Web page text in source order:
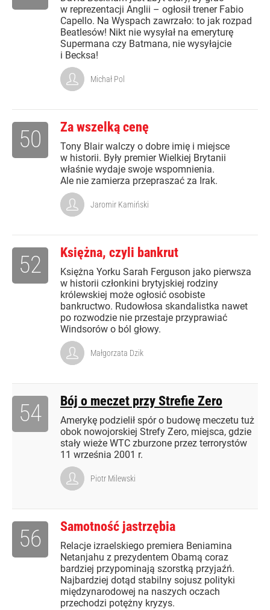
w reprezentacji Anglii – ogłosił trener Fabio
Capello. Na Wyspach zawrzało: to jak rozpad
Beatlesów! Nikt nie wysyłał na emeryturę
Supermana czy Batmana, nie wysyłajcie
i Becksa!
Michał Pol
Za wszelką cenę
Tony Blair walczy o dobre imię i miejsce
w historii. Były premier Wielkiej Brytanii
właśnie wydaje swoje wspomnienia.
Ale nie zamierza przepraszać za Irak.
50
Jaromir Kamiński
Księżna, czyli bankrut
Księżna Yorku Sarah Ferguson jako pierwsza
w historii członkini brytyjskiej rodziny
królewskiej może ogłosić osobiste
bankructwo. Rudowłosa skandalistka nawet
po rozwodzie nie przestaje przyprawiać
Windsorów o ból głowy.
52
Małgorzata Dzik
Bój o meczet przy Strefie Zero
Amerykę podzielił spór o budowę meczetu tuż
obok nowojorskiej Strefy Zero, miejsca, gdzie
stały wieże WTC zburzone przez terrorystów
11 września 2001 r.
54
Piotr Milewski
Samotność jastrzębia
Relacje izraelskiego premiera Beniamina
Netanjahu z prezydentem Obamą coraz
bardziej przypominają szorstką przyjaźń.
Najbardziej dotąd stabilny sojusz polityki
międzynarodowej na naszych oczach
przechodzi potężny kryzys.
56